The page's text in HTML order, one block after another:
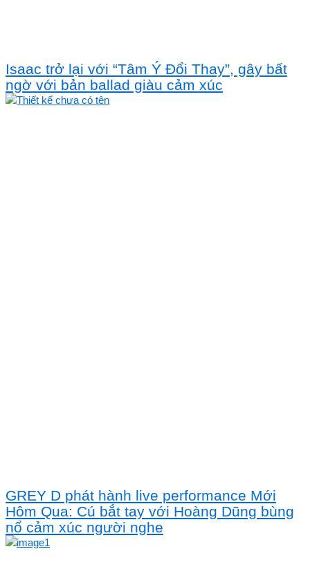
Isaac trở lại với “Tâm Ý Đổi Thay”, gây bất
ngờ với bản ballad giàu cảm xúc
GREY D phát hành live performance Mới
Hôm Qua: Cú bắt tay với Hoàng Dũng bùng
nổ cảm xúc người nghe